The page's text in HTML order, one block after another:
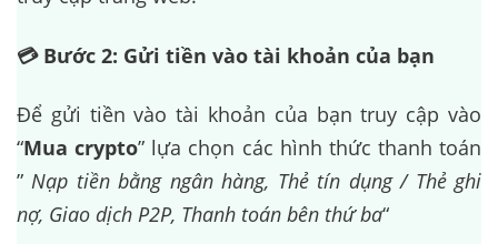
💳 Bước 2: Gửi tiền vào tài khoản của bạn
Để gửi tiền vào tài khoản của bạn truy cập vào
“Mua crypto” lựa chọn các hình thức thanh toán
”Nạp tiền bằng ngân hàng, Thẻ tín dụng / Thẻ ghi
nợ, Giao dịch P2P, Thanh toán bên thứ ba“